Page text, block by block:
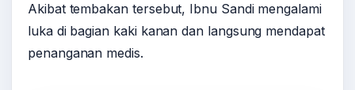
Akibat tembakan tersebut, Ibnu Sandi mengalami
luka di bagian kaki kanan dan langsung mendapat
penanganan medis.